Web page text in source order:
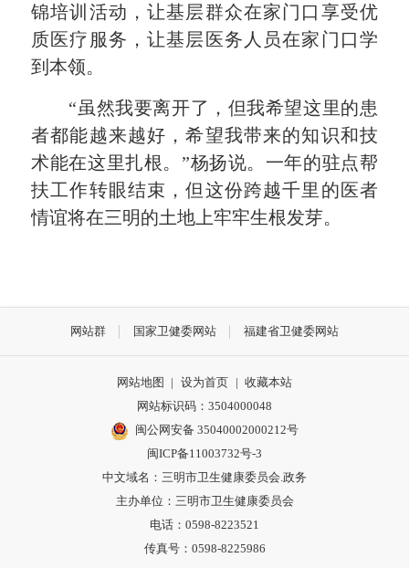
锦培训活动，让基层群众在家门口享受优
质医疗服务，让基层医务人员在家门口学
到本领。
“虽然我要离开了，但我希望这里的患
者都能越来越好，希望我带来的知识和技
术能在这里扎根。”杨扬说。一年的驻点帮
扶工作转眼结束，但这份跨越千里的医者
情谊将在三明的土地上牢牢生根发芽。
网站群 国家卫健委网站 福建省卫健委网站
网站地图 | 设为首页 | 收藏本站
网站标识码：3504000048
闽公网安备 35040002000212号
闽ICP备11003732号-3
中文域名：三明市卫生健康委员会.政务
主办单位：三明市卫生健康委员会
电话：0598-8223521
传真号：0598-8225986